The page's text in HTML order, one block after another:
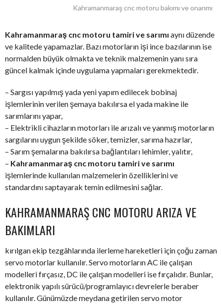
Kahramanmaraş cnc motoru bakımı ve onarımı
Kahramanmaraş cnc motoru tamiri ve sarımı aynı düzende
ve kalitede yapamazlar. Bazı motorların işi ince bazılarının ise
normalden büyük olmakta ve teknik malzemenin yanı sıra
güncel kalmak içinde uygulama yapmaları gerekmektedir.
– Sargısı yapılmış yada yeni yapım edilecek bobinaj
işlemlerinin verilen şemaya bakılırsa el yada makine ile
sarımlarını yapar,
– Elektrikli cihazların motorları ile arızalı ve yanmış motorların
sargılarını uygun şekilde söker, temizler, sarıma hazırlar,
– Sarım şemalarına bakılırsa bağlantıları lehimler, yalıtır,
– Kahramanmaraş cnc motoru tamiri ve sarımı
işlemlerinde kullanılan malzemelerin özelliklerini ve
standardını saptayarak temin edilmesini sağlar.
KAHRAMANMARAŞ CNC MOTORU ARIZA VE
BAKIMLARI
kırılgan ekip tezgâhlarında ilerleme hareketleri için çoğu zaman
servo motorlar kullanılır. Servo motorların AC ile çalışan
modelleri fırçasız, DC ile çalışan modelleri ise fırçalıdır. Bunlar,
elektronik yapılı sürücü/programlayıcı devrelerle beraber
kullanılır. Günümüzde meydana getirilen servo motor